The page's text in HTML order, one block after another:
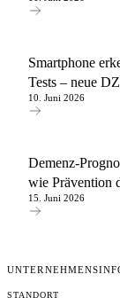
Smartphone
Tests – neue
10. Juni 2026
Demenz-
wie Prävention
15. Juni 2026
STANDORT